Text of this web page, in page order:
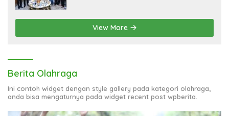
View More
Berita Olahraga
Ini contoh widget dengan style gallery pada kategori olahraga,
anda bisa mengaturnya pada widget recent post wpberita.